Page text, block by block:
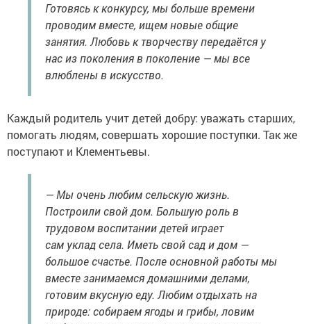
Готовясь к конкурсу, мы больше времени
проводим вместе, ищем новые общие
занятия. Любовь к творчеству передаётся у
нас из поколения в поколение — мы все
влюблены в искусство.
Каждый родитель учит детей добру: уважать старших,
помогать людям, совершать хорошие поступки. Так же
поступают и Клементьевы.
— Мы очень любим сельскую жизнь.
Построили свой дом. Большую роль в
трудовом воспитании детей играет
сам уклад села. Иметь свой сад и дом —
большое счастье. После основной работы мы
вместе занимаемся домашними делами,
готовим вкусную еду. Любим отдыхать на
природе: собираем ягоды и грибы, ловим